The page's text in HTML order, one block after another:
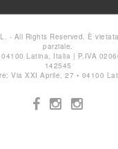
- All Rights Reserved. È
parziale.
Latina, Italia | P.IVA
142545
Via XXI Aprile, 27 • 04100